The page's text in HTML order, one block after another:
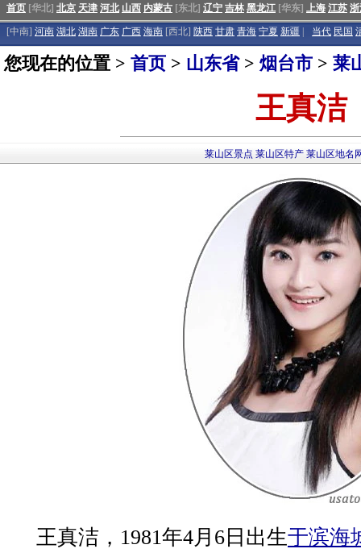
首页 [华北] 北京 天津 河北 山西 内蒙古 [东北] 辽宁 吉林 黑龙江 [华东] 上海 江苏
[中南] 河南 湖北 湖南 广东 广西 海南 [西北] 陕西 甘肃 青海 宁夏 新疆 当代 民国
您现在的位置 > 首页 > 山东省> 烟台市 > 莱
王真洁
莱山区景点 莱山区特产 莱山区地名
王真洁，1981年4月6日出生于滨海